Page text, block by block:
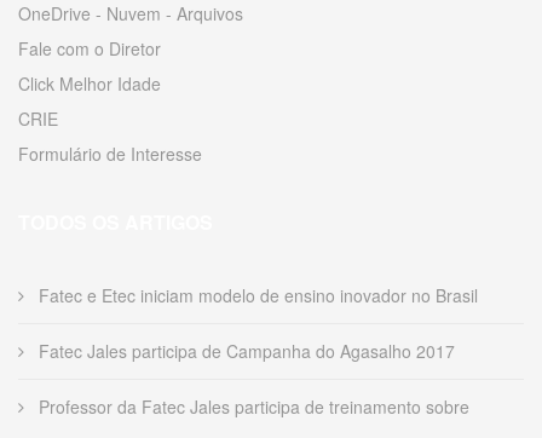
OneDrive - Nuvem - Arquivos
Fale com o Diretor
Click Melhor Idade
CRIE
Formulário de Interesse
Fatec e Etec iniciam modelo de ensino inovador no Brasil
Fatec Jales participa de Campanha do Agasalho 2017
Professor da Fatec Jales participa de treinamento sobre